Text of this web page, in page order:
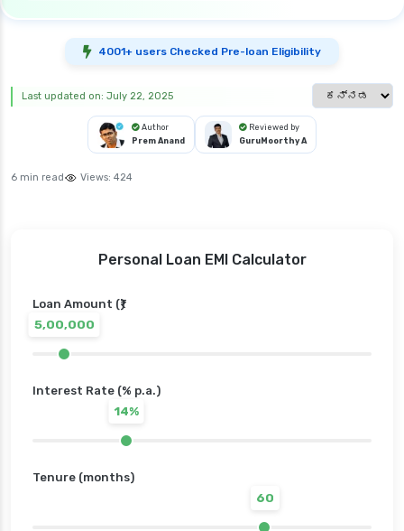
4001+ users Checked Pre-loan Eligibility
Select
Last updated on: July 22, 2025
Author
Prem Anand
Reviewed by
GuruMoorthy A
6 min read Views: 424
Personal Loan EMI Calculator
Loan Amount (₹)
5,00,000
Interest Rate (% p.a.)
14%
Tenure (months)
60